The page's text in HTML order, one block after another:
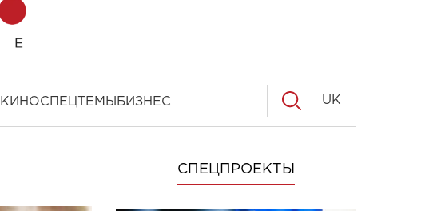
КИНОСПЕЦТЕМЫ БИЗНЕС UK
СПЕЦПРОЕКТЫ